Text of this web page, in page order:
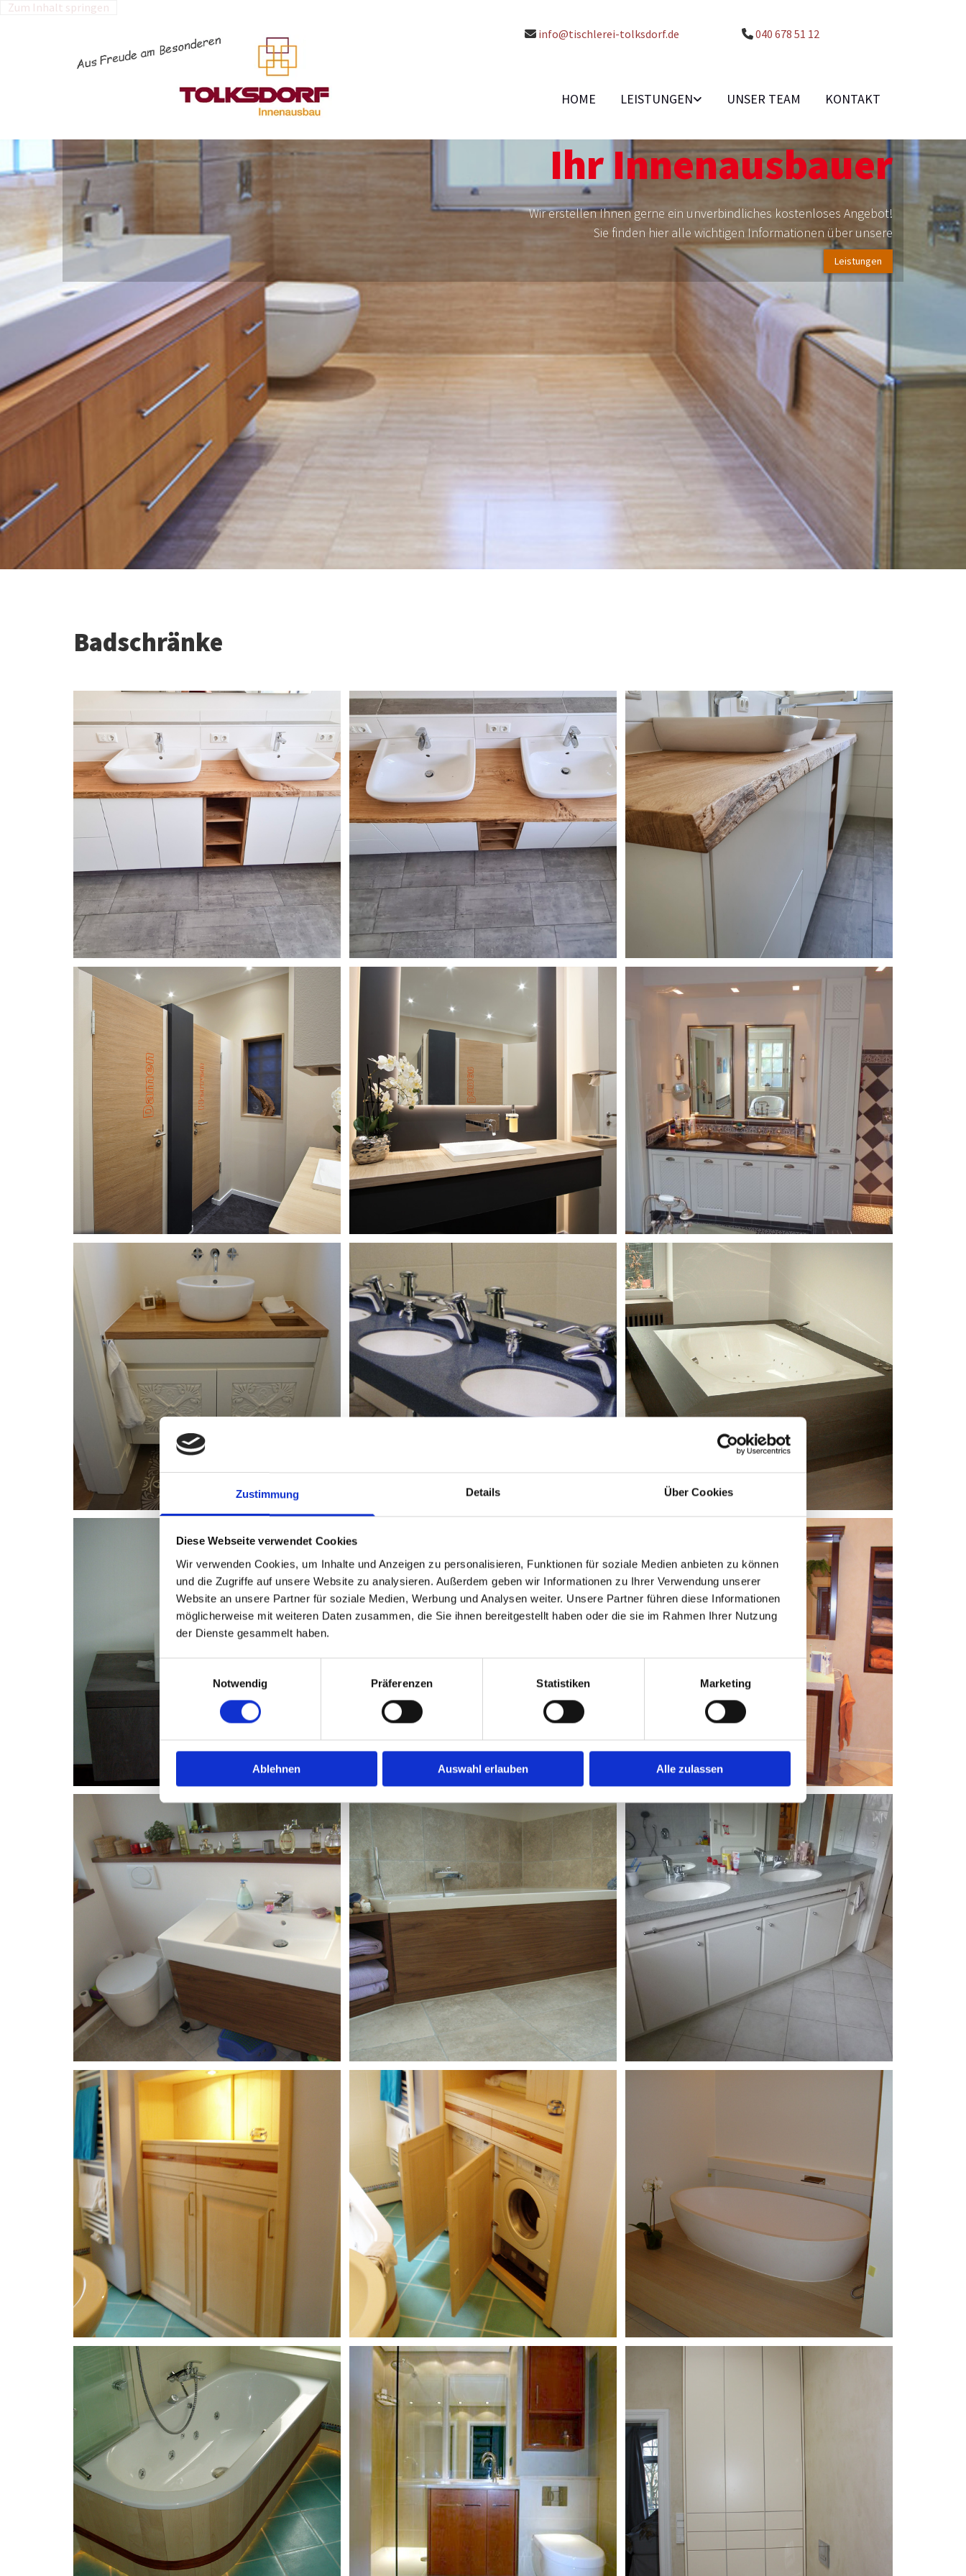
Zustimmung Details Über Cookies
Diese Webseite verwendet Cookies
Wir verwenden Cookies, um Inhalte und Anzeigen zu personalisieren, Funktionen für soziale Medien anbieten zu können
und die Zugriffe auf unsere Website zu analysieren. Außerdem geben wir Informationen zu Ihrer Verwendung unserer
Website an unsere Partner für soziale Medien, Werbung und Analysen weiter. Unsere Partner führen diese Informationen
möglicherweise mit weiteren Daten zusammen, die Sie ihnen bereitgestellt haben oder die sie im Rahmen Ihrer Nutzung
der Dienste gesammelt haben.
Notwendig
Präferenzen Statistiken Marketing
Ablehnen Auswahl erlauben Alle zulassen
Zum Inhalt springen
 info@tischlerei-tolksdorf.de 040 678 51 12
HOME LEISTUNGEN UNSER TEAM KONTAKT
Ihr Innenausbauer
Wir erstellen Ihnen gerne ein unverbindliches kostenloses Angebot!
Sie finden hier alle wichtigen Informationen über unsere
Leistungen
Badschränke